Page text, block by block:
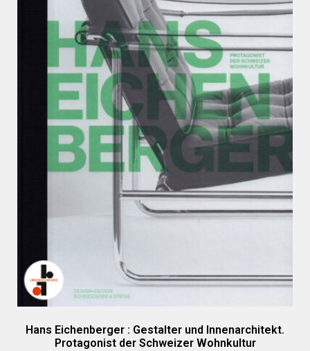
Hans Eichenberger : Gestalter und Innenarchitekt.
Protagonist der Schweizer Wohnkultur